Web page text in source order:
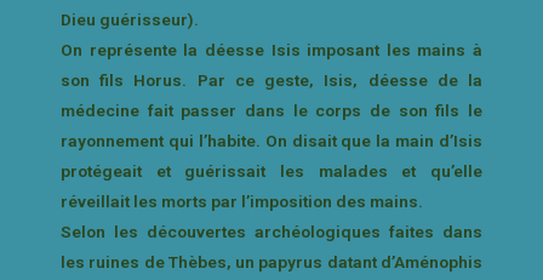
Dieu guérisseur).
On représente la déesse Isis imposant les mains à
son fils Horus. Par ce geste, Isis, déesse de la
médecine fait passer dans le corps de son fils le
rayonnement qui l’habite. On disait que la main d’Isis
protégeait et guérissait les malades et qu’elle
réveillait les morts par l’imposition des mains.
Selon les découvertes archéologiques faites dans
les ruines de Thèbes, un papyrus datant d’Aménophis